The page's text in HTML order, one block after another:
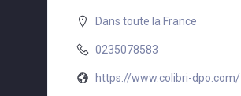
Dans toute la France
0235078583
https://www.colibri-dpo.com/